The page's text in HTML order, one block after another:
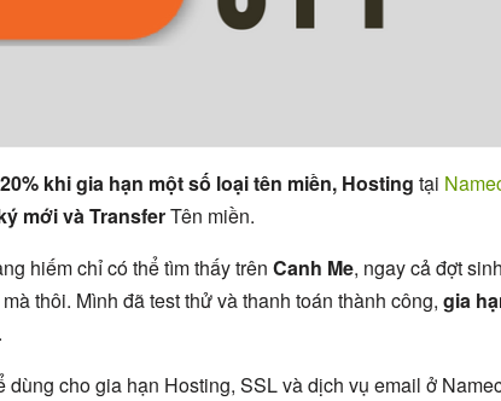
khi gia hạn một số loại tên miền, Hosting tại
mới và TransferTên miền.
hiếm chỉ có thể tìm thấy trên Canh Me, ngay cả đợt
thôi. Mình đã test thử và thanh toán thành công, gia
.
dùng cho gia hạn Hosting, SSL và dịch vụ email ở